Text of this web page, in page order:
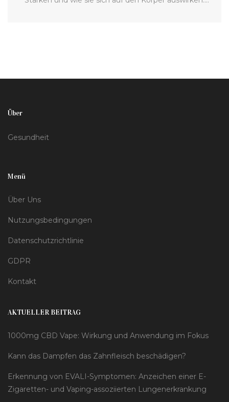
Über
Gesundheit
Menü
Über Uns
Nutzungsbedingungen
Datenschutzrichtlinie
GDPR
Kontakt
AKTUELLER BEITRAG
1000mg CBD Vape: Wirkung und Anwendung im Fokus
Kann das Dampfen das Zahnfleisch beschädigen?
Erkennung von EVALI-Symptomen: Anzeichen einer E-
Zigaretten- und Vaping-assoziierten Lungenerkrankung